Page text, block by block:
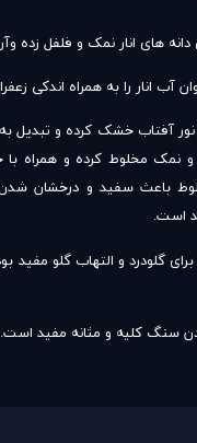
های انار نمک و فلفل زده
آب انار را به همراه اندکی
نور آفتاب خشک کرده و
نمک مخلوط کرده و همراه با
باعث سفید و درخشان شدن
است.
گلودرد و التهاب گلو
سنگ کلیه و مثانه مفید است.